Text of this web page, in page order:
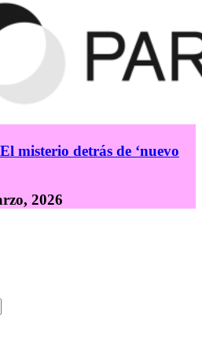
misterio detrás de ‘nuevo
2026